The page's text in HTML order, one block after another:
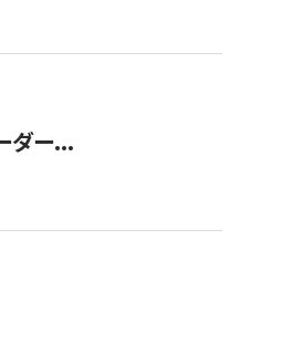
ダー...